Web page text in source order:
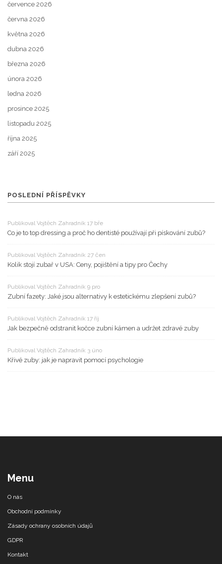
července 2026
června 2026
května 2026
dubna 2026
března 2026
února 2026
ledna 2026
prosince 2025
listopadu 2025
října 2025
září 2025
POSLEDNÍ PŘÍSPĚVKY
Publikoval Vojtěch Zahradník 17 bře
Co je to top dressing a proč ho dentisté používají při pískování zubů?
Publikoval Vojtěch Zahradník 27 čen
Kolik stojí zubař v USA: Ceny, pojištění a tipy pro Čechy
Publikoval Vojtěch Zahradník 9 pro
Zubní fazety: Jaké jsou alternativy k estetickému zlepšení zubů?
Publikoval Vojtěch Zahradník 17 říj
Jak bezpečně odstranit kočce zubní kámen a udržet zdravé zuby
Publikoval Vojtěch Zahradník 3 úno
Křivé zuby: jak je napravit pomocí psychologie
Menu
O nás
Obchodní podmínky
Zásady ochrany osobních údajů
GDPR
Kontakt